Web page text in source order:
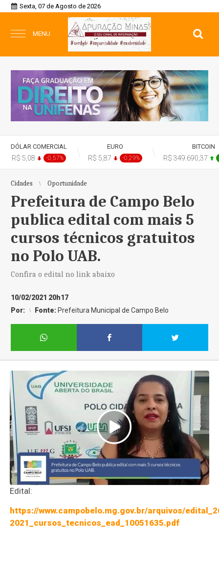
Sexta, 07 de Agosto de 2026
MENU
DÓLAR COMERCIAL
R$ 5,08 -0,57%
EURO
R$ 5,87 -0,29%
BITCOIN
R$ 349.690,37
Cidades Oportunidade
Prefeitura de Campo Belo
publica edital com mais 5
cursos técnicos gratuitos
no Polo UAB.
Confira o edital no link abaixo
10/02/2021 20h17
Por:
Fonte: Prefeitura Municipal de Campo Belo
Edital:
https://www.campobelo.mg.gov.br/arquivos/
2021_cursos_tecnicos_ead_10051635.pdf